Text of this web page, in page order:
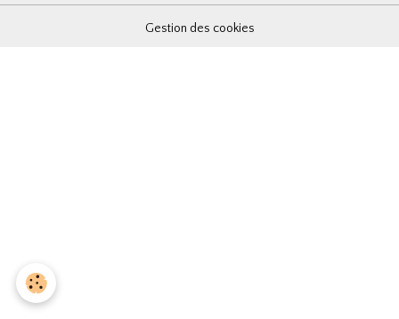
Gestion des cookies